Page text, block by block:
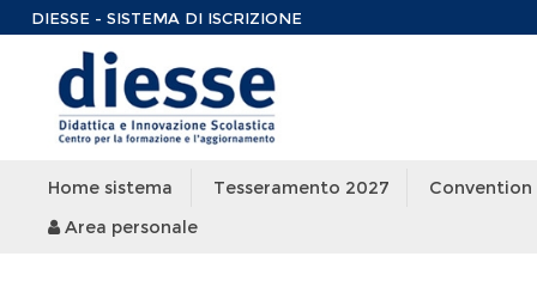
DIESSE - SISTEMA DI ISCRIZIONE
Home sistema Tesseramento 2027
Convention
Area personale